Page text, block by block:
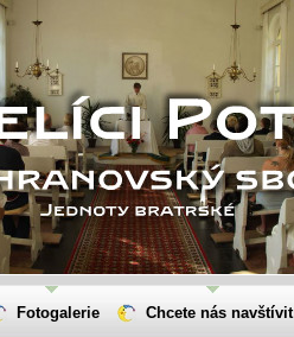
Fotogalerie Chcete nás navštívit